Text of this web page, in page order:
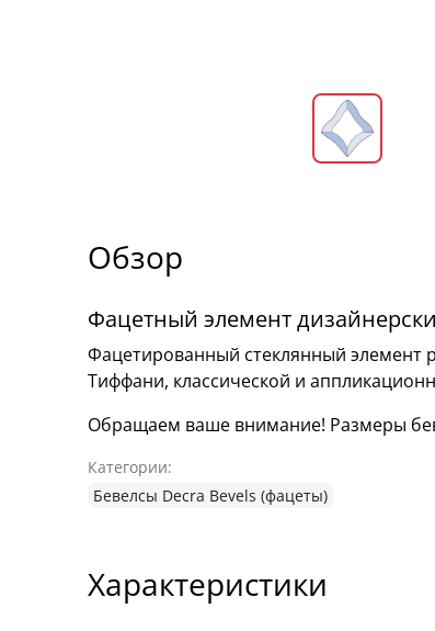
Обзор
Фацетный элемент
Фацетированный стеклянный элемент
Тиффани, классической и
Обращаем ваше внимание! Размеры
Категории:
Бевелсы Decra Bevels (фацеты)
Характеристики